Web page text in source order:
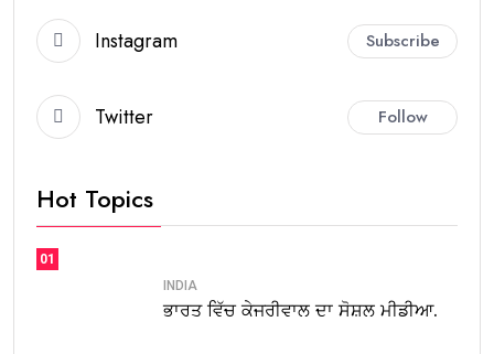
Instagram Subscribe
Twitter Follow
Hot Topics
01
INDIA
ਭਾਰਤ ਵਿੱਚ ਕੇਜਰੀਵਾਲ ਦਾ ਸੋਸ਼ਲ ਮੀਡੀਆ.